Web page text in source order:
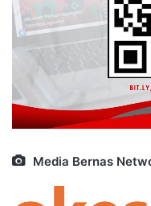
Media Bernas